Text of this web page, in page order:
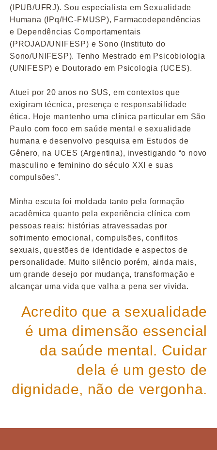
(IPUB/UFRJ). Sou especialista em Sexualidade
Humana (IPq/HC-FMUSP), Farmacodependências
e Dependências Comportamentais
(PROJAD/UNIFESP) e Sono (Instituto do
Sono/UNIFESP). Tenho Mestrado em Psicobiologia
(UNIFESP) e Doutorado em Psicologia (UCES).
Atuei por 20 anos no SUS, em contextos que
exigiram técnica, presença e responsabilidade
ética. Hoje mantenho uma clínica particular em São
Paulo com foco em saúde mental e sexualidade
humana e desenvolvo pesquisa em Estudos de
Gênero, na UCES (Argentina), investigando “o novo
masculino e feminino do século XXI e suas
compulsões”.
Minha escuta foi moldada tanto pela formação
acadêmica quanto pela experiência clínica com
pessoas reais: histórias atravessadas por
sofrimento emocional, compulsões, conflitos
sexuais, questões de identidade e aspectos de
personalidade. Muito silêncio porém, ainda mais,
um grande desejo por mudança, transformação e
alcançar uma vida que valha a pena ser vivida.
Acredito que a sexualidade
é uma dimensão essencial
da saúde mental. Cuidar
dela é um gesto de
dignidade, não de vergonha.